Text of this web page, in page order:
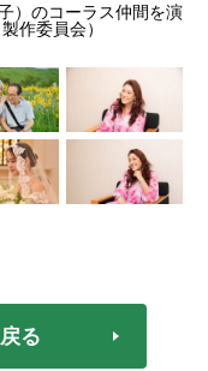
）のコーラス仲間を演
作委員会）
る